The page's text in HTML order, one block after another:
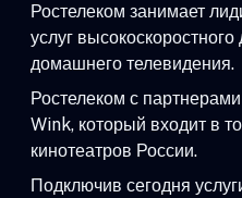
Ростелеком занимает
услуг
домашнего телевидения.
Ростелеком с
Wink, который входит в
кинотеатров России.
Подключив сегодня